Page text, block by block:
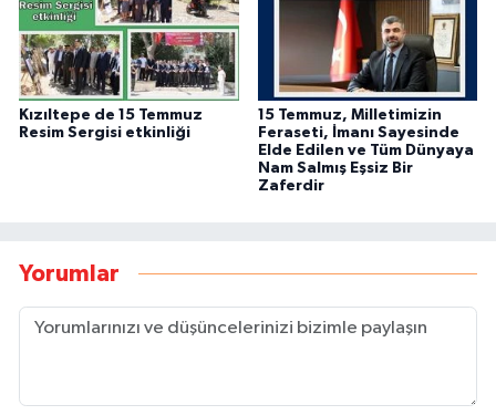
Kızıltepe de 15 Temmuz
Resim Sergisi etkinliği
15 Temmuz, Milletimizin
Feraseti, İmanı Sayesinde
Elde Edilen ve Tüm Dünyaya
Nam Salmış Eşsiz Bir
Zaferdir
Yorumlar